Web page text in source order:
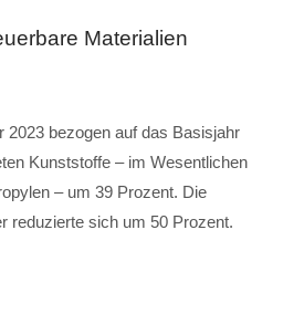
Materialien
2023 bezogen auf das Basisjahr
Kunststoffe – im Wesentlichen
– um 39 Prozent. Die
reduzierte sich um 50 Prozent.